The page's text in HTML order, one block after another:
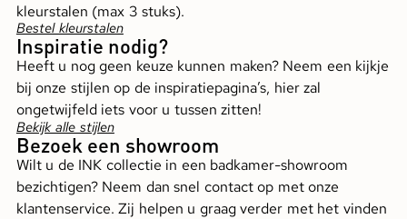
kleurstalen (max 3 stuks).
Bestel kleurstalen
Inspiratie nodig?
Heeft u nog geen keuze kunnen maken? Neem een kijkje
bij onze stijlen op de inspiratiepagina’s, hier zal
ongetwijfeld iets voor u tussen zitten!
Bekijk alle stijlen
Bezoek een showroom
Wilt u de INK collectie in een badkamer-showroom
bezichtigen? Neem dan snel contact op met onze
klantenservice. Zij helpen u graag verder met het vinden